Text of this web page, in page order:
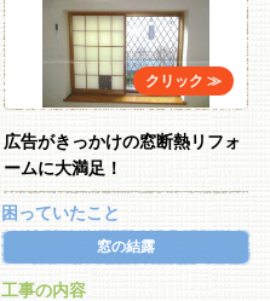
広告がきっかけの窓断熱リフォ
ームに大満足！
困っていたこと
窓の結露
工事の内容